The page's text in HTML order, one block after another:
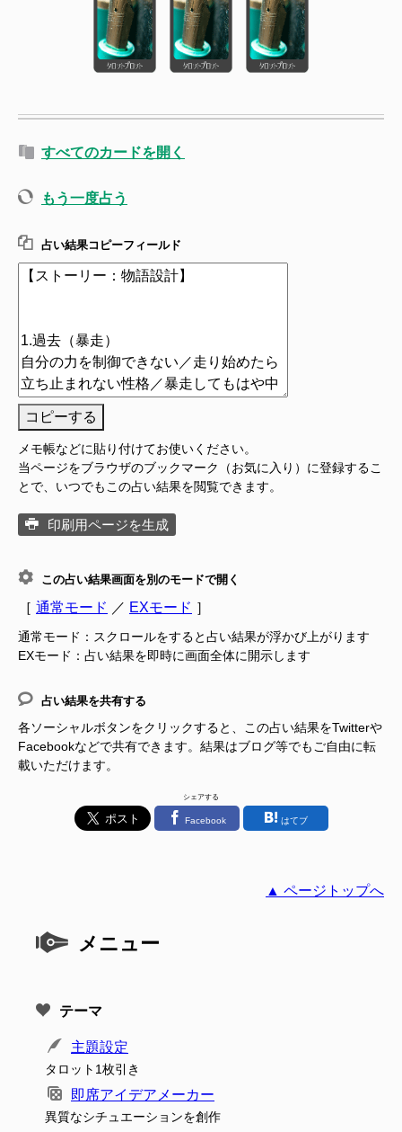
すべてのカードを開く
もう一度占う
占い結果コピーフィールド
コピーする
メモ帳などに貼り付けてお使いください。
当ページをブラウザのブックマーク（お気に入り）に登録するこ
とで、いつでもこの占い結果を閲覧できます。
印刷用ページを生成
この占い結果画面を別のモードで開く
［ 通常モード ／ EXモード ］
通常モード：スクロールをすると占い結果が浮かび上がります
EXモード：占い結果を即時に画面全体に開示します
占い結果を共有する
各ソーシャルボタンをクリックすると、この占い結果をTwitterや
Facebookなどで共有できます。結果はブログ等でもご自由に転
載いただけます。
シェアする
Facebook はてブ
▲ ページトップへ
メニュー
テーマ
主題設定
タロット1枚引き
即席アイデアメーカー
異質なシチュエーションを創作